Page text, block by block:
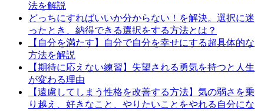
法を解説
どっちにすればいいか分からない！を解決。選択に迷
ったとき、納得できる選択をする方法とは？
【自分を満たす】自分で自分を幸せにする超具体的な
方法を解説
【期待に応えない練習】失望される勇気を持つと人生
が変わる理由
【遠慮してしまう性格を改善する方法】気の弱さを乗
り越え、好きなこと、やりたいことをやれる自分にな